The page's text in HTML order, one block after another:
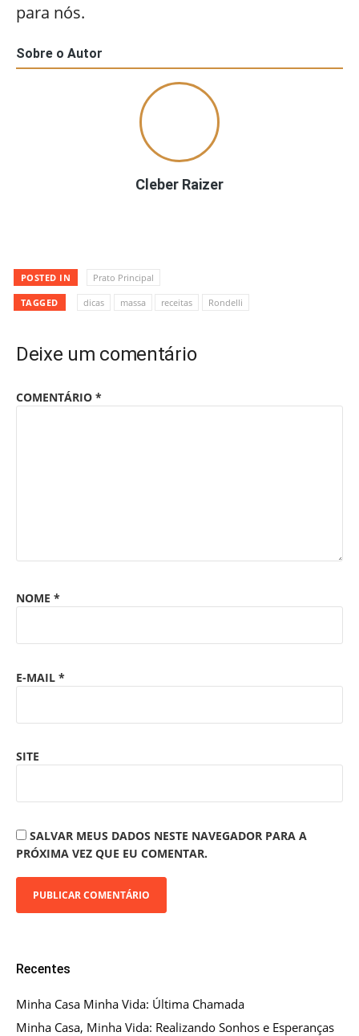
para nós.
Sobre o Autor
Cleber Raizer
POSTED IN Prato Principal
TAGGED dicas massa receitas Rondelli
Deixe um comentário
COMENTÁRIO *
NOME *
E-MAIL *
SITE
SALVAR MEUS DADOS NESTE NAVEGADOR PARA A
PRÓXIMA VEZ QUE EU COMENTAR.
Recentes
Minha Casa Minha Vida: Última Chamada
Minha Casa, Minha Vida: Realizando Sonhos e Esperanças